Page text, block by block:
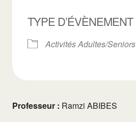
TYPE D’ÉVÈNEMENT
Activités Adultes/Seniors
Professeur : Ramzi ABIBES